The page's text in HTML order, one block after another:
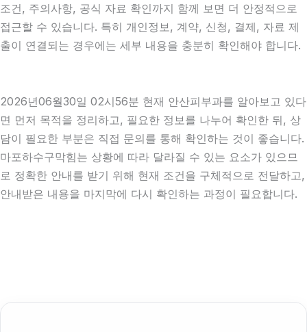
조건, 주의사항, 공식 자료 확인까지 함께 보면 더 안정적으로
접근할 수 있습니다. 특히 개인정보, 계약, 신청, 결제, 자료 제
출이 연결되는 경우에는 세부 내용을 충분히 확인해야 합니다.
2026년06월30일 02시56분 현재 안산피부과를 알아보고 있다
면 먼저 목적을 정리하고, 필요한 정보를 나누어 확인한 뒤, 상
담이 필요한 부분은 직접 문의를 통해 확인하는 것이 좋습니다.
마포하수구막힘는 상황에 따라 달라질 수 있는 요소가 있으므
로 정확한 안내를 받기 위해 현재 조건을 구체적으로 전달하고,
안내받은 내용을 마지막에 다시 확인하는 과정이 필요합니다.